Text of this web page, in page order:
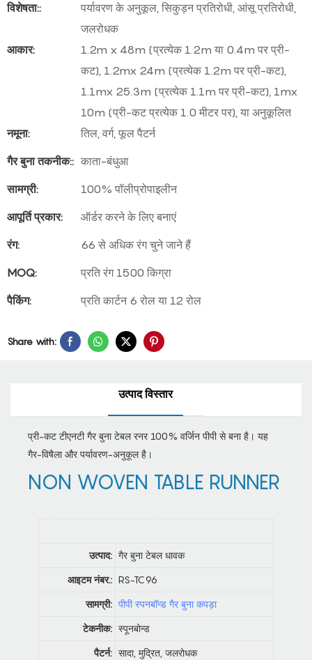
विशेषता::
पर्यावरण के अनुकूल, सिकुड़न प्रतिरोधी, आंसू प्रतिरोधी,
जलरोधक
आकार:
1.2m x 48m (प्रत्येक 1.2m या 0.4m पर प्री-
कट), 1.2mx 24m (प्रत्येक 1.2m पर प्री-कट),
1.1mx 25.3m (प्रत्येक 1.1m पर प्री-कट), 1mx
10m (प्री-कट प्रत्येक 1.0 मीटर पर), या अनुकूलित
नमूना:
तिल, वर्ग, फूल पैटर्न
गैर बुना तकनीक:: काता-बंधुआ
सामग्री:
100% पॉलीप्रोपाइलीन
आपूर्ति प्रकार:
ऑर्डर करने के लिए बनाएं
रंग:
66 से अधिक रंग चुने जाने हैं
MOQ:
प्रति रंग 1500 किग्रा
पैकिंग:
प्रति कार्टन 6 रोल या 12 रोल
Share with:
उत्पाद विस्तार
प्री-कट टीएनटी गैर बुना टेबल रनर 100% वर्जिन पीपी से बना है। यह
गैर-विषैला और पर्यावरण-अनुकूल है।
NON WOVEN TABLE RUNNER
उत्पाद: गैर बुना टेबल धावक
आइटम नंबर.: RS-TC96
सामग्री: पीपी स्पनबॉन्ड गैर बुना कपड़ा
टेकनीक: स्पूनबोन्ड
पैटर्न: सादा, मुद्रित, जलरोधक